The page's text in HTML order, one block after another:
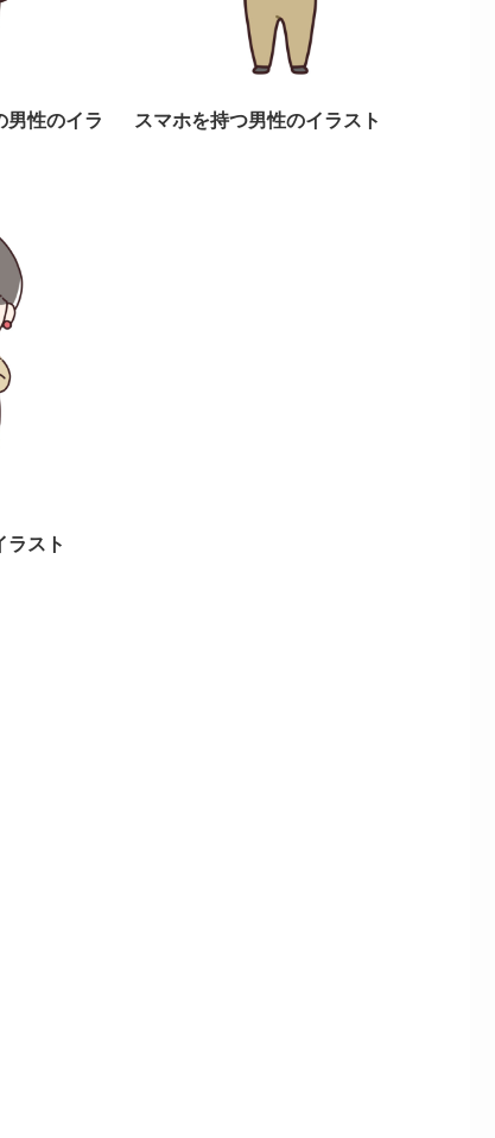
男性のイラ
スマホを持つ男性のイラスト
ラスト